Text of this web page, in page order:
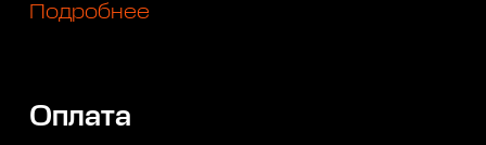
Подробнее
Оплата